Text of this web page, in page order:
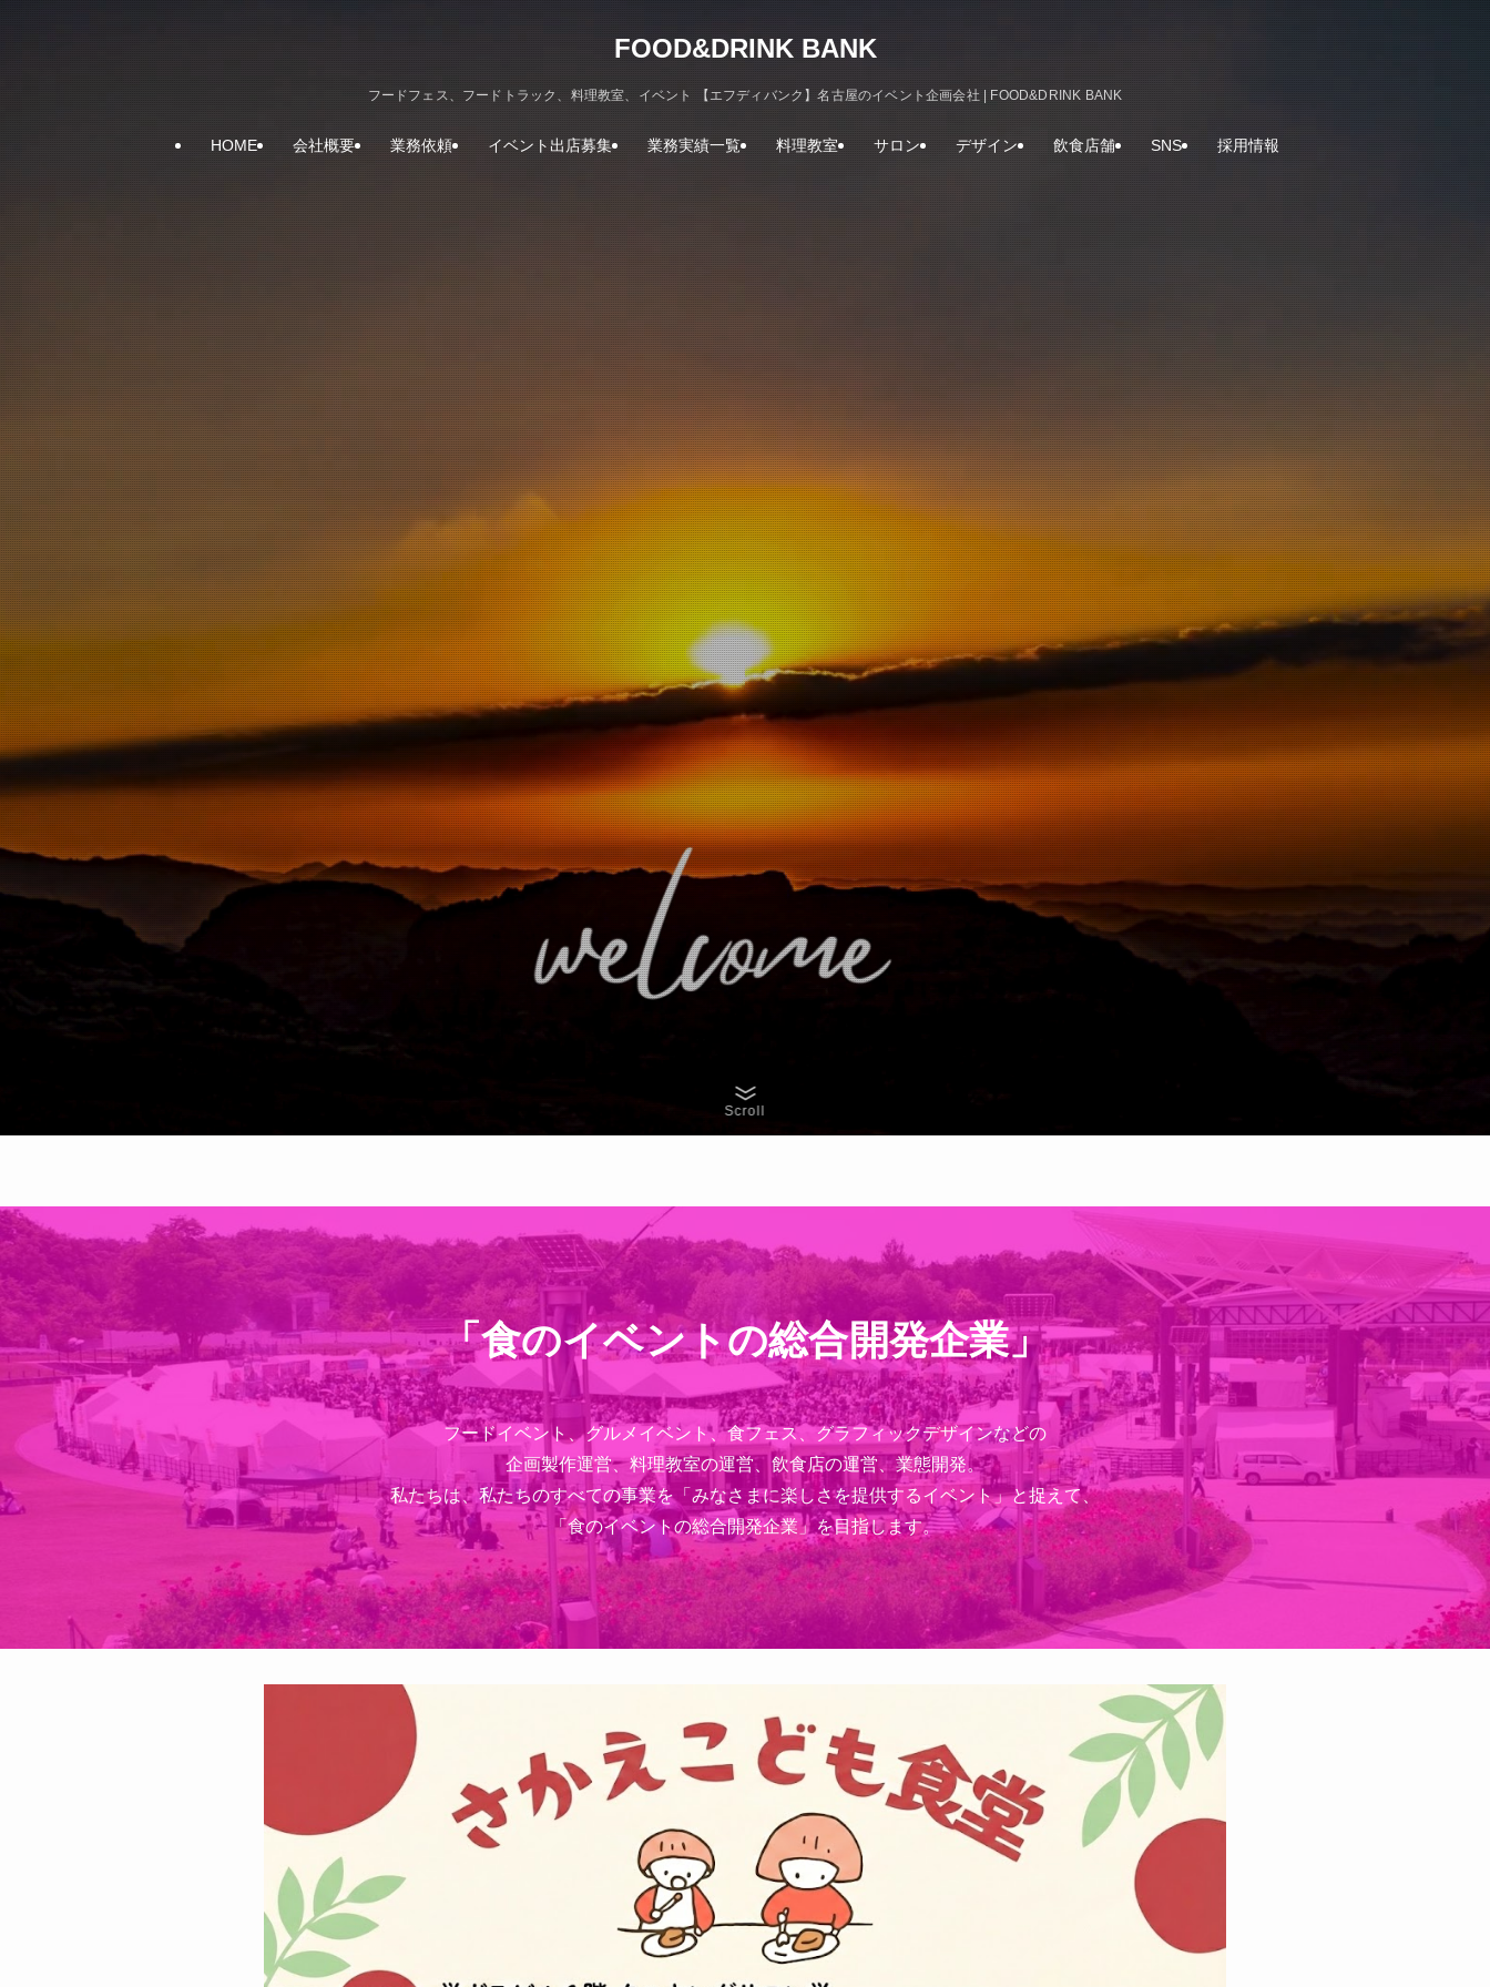
FOOD&DRINK BANK
フードフェス、フードトラック、料理教室、イベント 【エフディバンク】名古屋のイベント企画会社 | FOOD&DRINK BANK
HOME 会社概要 業務依頼 イベント出店募集 業務実績一覧 料理教室 サロン デザイン 飲食店舗 SNS 採用情報
Scroll
「食のイベントの総合開発企業」
フードイベント、グルメイベント、食フェス、グラフィックデザインなどの
企画製作運営、料理教室の運営、飲食店の運営、業態開発。
私たちは、私たちのすべての事業を「みなさまに楽しさを提供するイベント」と捉えて、
「食のイベントの総合開発企業」を目指します。